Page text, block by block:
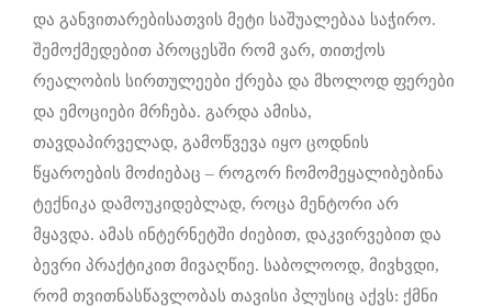
და განვითარებისათვის მეტი საშუალებაა საჭირო.
შემოქმედებით პროცესში რომ ვარ, თითქოს
რეალობის სირთულეები ქრება და მხოლოდ ფერები
და ემოციები მრჩება. გარდა ამისა,
თავდაპირველად, გამოწვევა იყო ცოდნის
წყაროების მოძიებაც – როგორ ჩომომეყალიბებინა
ტექნიკა დამოუკიდებლად, როცა მენტორი არ
მყავდა. ამას ინტერნეტში ძიებით, დაკვირვებით და
ბევრი პრაქტიკით მივაღწიე. საბოლოოდ, მივხვდი,
რომ თვითნასწავლობას თავისი პლუსიც აქვს: ქმნი